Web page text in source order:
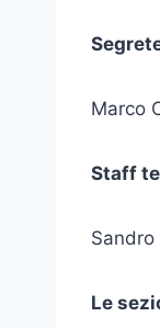
Marco
Staff
Sandro
Le